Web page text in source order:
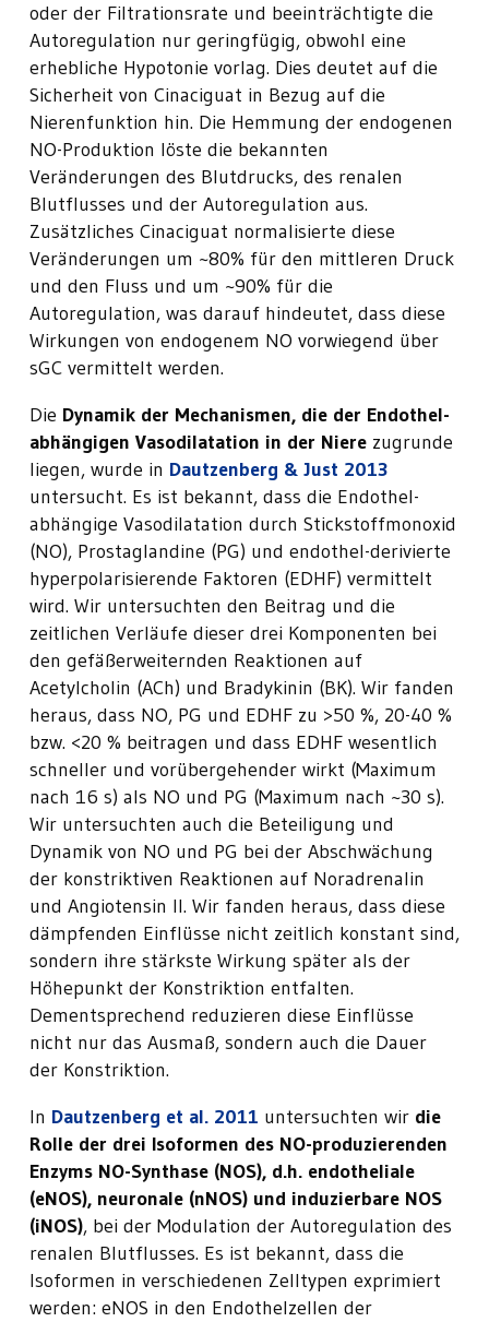
oder der Filtrationsrate und beeinträchtigte die
Autoregulation nur geringfügig, obwohl eine
erhebliche Hypotonie vorlag. Dies deutet auf die
Sicherheit von Cinaciguat in Bezug auf die
Nierenfunktion hin. Die Hemmung der endogenen
NO-Produktion löste die bekannten
Veränderungen des Blutdrucks, des renalen
Blutflusses und der Autoregulation aus.
Zusätzliches Cinaciguat normalisierte diese
Veränderungen um ~80% für den mittleren Druck
und den Fluss und um ~90% für die
Autoregulation, was darauf hindeutet, dass diese
Wirkungen von endogenem NO vorwiegend über
sGC vermittelt werden.
Die Dynamik der Mechanismen, die der Endothel-
abhängigen Vasodilatation in der Niere zugrunde
liegen, wurde in Dautzenberg & Just 2013
untersucht. Es ist bekannt, dass die Endothel-
abhängige Vasodilatation durch Stickstoffmonoxid
(NO), Prostaglandine (PG) und endothel-derivierte
hyperpolarisierende Faktoren (EDHF) vermittelt
wird. Wir untersuchten den Beitrag und die
zeitlichen Verläufe dieser drei Komponenten bei
den gefäßerweiternden Reaktionen auf
Acetylcholin (ACh) und Bradykinin (BK). Wir fanden
heraus, dass NO, PG und EDHF zu >50 %, 20-40 %
bzw. <20 % beitragen und dass EDHF wesentlich
schneller und vorübergehender wirkt (Maximum
nach 16 s) als NO und PG (Maximum nach ~30 s).
Wir untersuchten auch die Beteiligung und
Dynamik von NO und PG bei der Abschwächung
der konstriktiven Reaktionen auf Noradrenalin
und Angiotensin II. Wir fanden heraus, dass diese
dämpfenden Einflüsse nicht zeitlich konstant sind,
sondern ihre stärkste Wirkung später als der
Höhepunkt der Konstriktion entfalten.
Dementsprechend reduzieren diese Einflüsse
nicht nur das Ausmaß, sondern auch die Dauer
der Konstriktion.
In Dautzenberg et al. 2011 untersuchten wir die
Rolle der drei Isoformen des NO-produzierenden
Enzyms NO-Synthase (NOS), d.h. endotheliale
(eNOS), neuronale (nNOS) und induzierbare NOS
(iNOS), bei der Modulation der Autoregulation des
renalen Blutflusses. Es ist bekannt, dass die
Isoformen in verschiedenen Zelltypen exprimiert
werden: eNOS in den Endothelzellen der